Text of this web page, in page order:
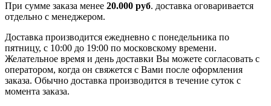
При сумме заказа менее 20.000 руб. доставка оговаривается
отдельно с менеджером.
Доставка производится ежедневно с понедельника по
пятницу, с 10:00 до 19:00 по московскому времени.
Желательное время и день доставки Вы можете согласовать с
оператором, когда он свяжется с Вами после оформления
заказа. Обычно доставка производится в течение суток с
момента заказа.